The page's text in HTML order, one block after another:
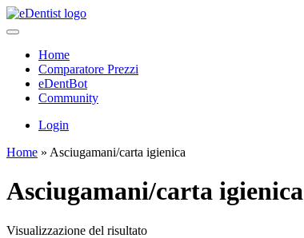
Home
Comparatore Prezzi
eDentBot
Community
Login
Home » Asciugamani/carta igienica
Asciugamani/carta igienica
Visualizzazione del risultato